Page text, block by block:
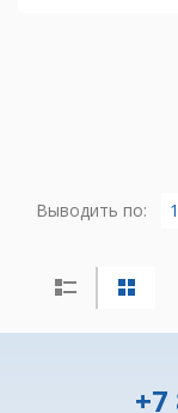
Выводить по:
+7